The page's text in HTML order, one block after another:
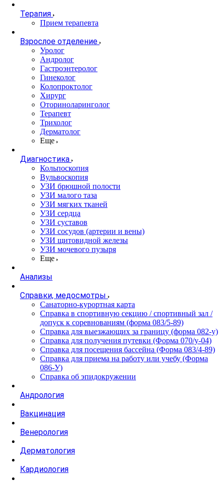
Терапия
Прием терапевта
Взрослое отделение
Уролог
Андролог
Гастроэнтеролог
Гинеколог
Колопроктолог
Хирург
Оториноларинголог
Терапевт
Трихолог
Дерматолог
Еще
Диагностика
Кольпоскопия
Вульвоскопия
УЗИ брюшной полости
УЗИ малого таза
УЗИ мягких тканей
УЗИ сердца
УЗИ суставов
УЗИ сосудов (артерии и вены)
УЗИ щитовидной железы
УЗИ мочевого пузыря
Еще
Анализы
Справки, медосмотры
Санаторно-курортная карта
Справка в спортивную секцию / спортивный зал /
допуск к соревнованиям (форма 083/5-89)
Справка для выезжающих за границу (форма 082-у)
Справка для получения путевки (Форма 070/у-04)
Справка для посещения бассейна (Форма 083/4-89)
Справка для приема на работу или учебу (Форма
086-У)
Справка об эпидокружении
Андрология
Вакцинация
Венерология
Дерматология
Кардиология